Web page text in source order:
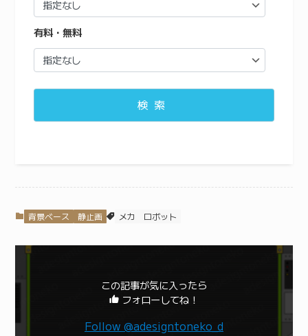
有料・無料
検索
背景ベース 静止画 メカ ロボット
この記事が気に入ったら
フォローしてね！
Follow @adesigntoneko_d